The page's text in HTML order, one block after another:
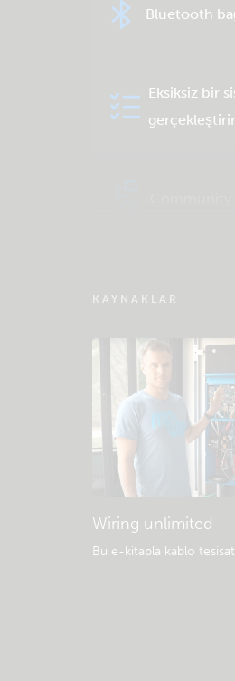
Bluetooth
Eksiksiz bir
KAYNAKLAR
Wiring unlimited
Bu e-kitapla kablo